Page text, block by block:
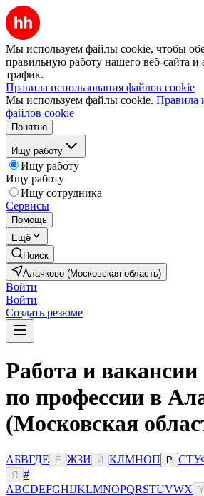
Мы используем файлы cookie, чтобы
правильную работу нашего веб-сайта и
трафик.
Правила использования файлов cookie
Мы используем файлы cookie. Правила
файлов cookie
Понятно
Ищу работу
Ищу работу
Ищу работу
Ищу сотрудника
Сервисы
Помощь
Ещё
Поиск
Алачково (Московская область)
Войти
Войти
Создать резюме
Работа и вакансии
по профессии в
(Московская
АБВГДЕ Ё ЖЗИ Й КЛМНОП Р СТУ
Я
#
ABCDEFGHIJKLMNOPQRSTUVWX Y